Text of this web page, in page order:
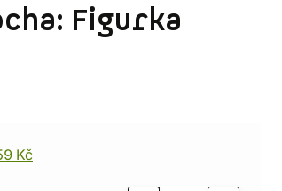
Figurka
Kč